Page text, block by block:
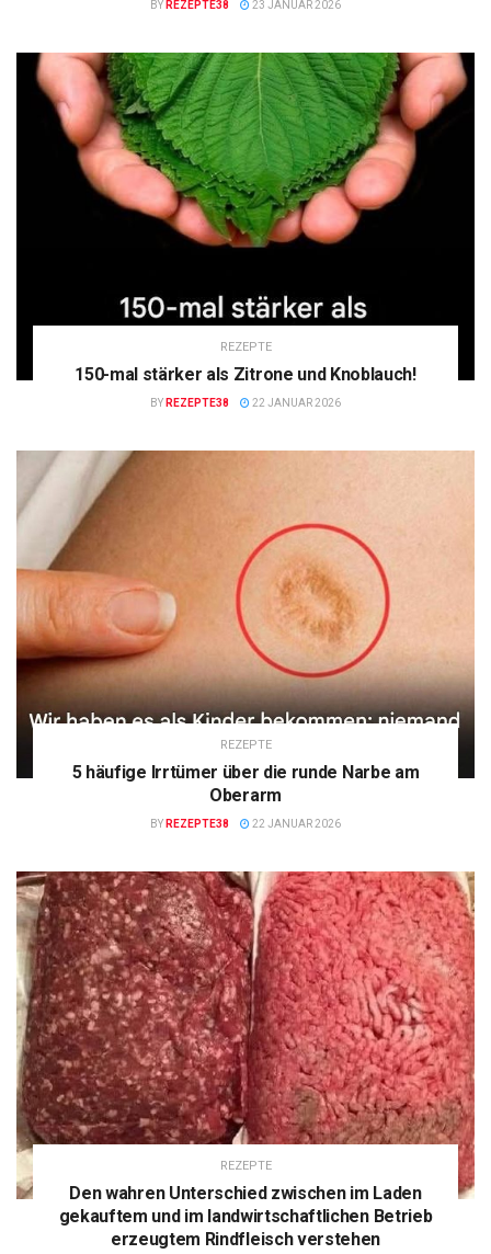
BY REZEPTE38 23 JANUAR 2026
REZEPTE
150-mal stärker als Zitrone und Knoblauch!
BY REZEPTE38 22 JANUAR 2026
REZEPTE
5 häufige Irrtümer über die runde Narbe am
Oberarm
BY REZEPTE38 22 JANUAR 2026
REZEPTE
Den wahren Unterschied zwischen im Laden
gekauftem und im landwirtschaftlichen Betrieb
erzeugtem Rindfleisch verstehen